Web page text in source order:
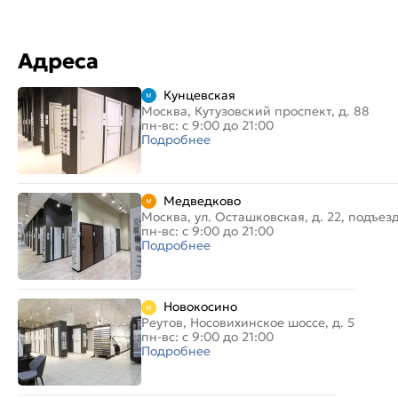
Адреса
Кунцевская
Москва, Кутузовский проспект, д. 88
пн-вс: с 9:00 до 21:00
Подробнее
Медведково
Москва, ул. Осташковская, д. 22,
пн-вс: с 9:00 до 21:00
Подробнее
Новокосино
Реутов, Носовихинское шоссе, д. 5
пн-вс: с 9:00 до 21:00
Подробнее